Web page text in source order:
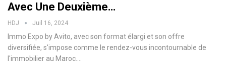
Avec Une Deuxième…
HDJ Juil 16, 2024
Immo Expo by Avito, avec son format élargi et son offre
diversifiée, s'impose comme le rendez-vous incontournable de
l'immobilier au Maroc.…